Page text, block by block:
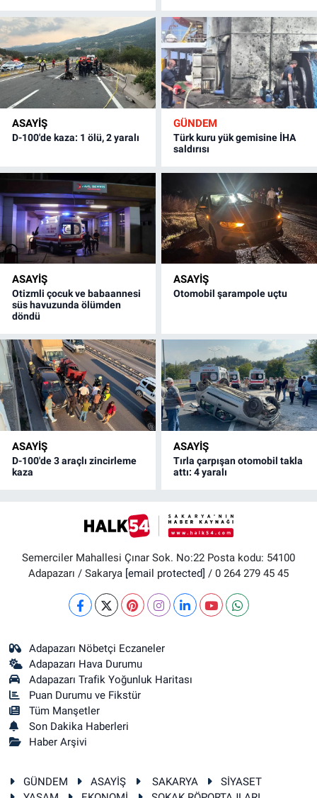
ASAYİŞ
D-100'de kaza: 1 ölü, 2 yaralı
GÜNDEM
Türk kuru yük gemisine İHA
saldırısı
ASAYİŞ
Otizmli çocuk ve babaannesi
süs havuzunda ölümden
döndü
ASAYİŞ
Otomobil şarampole uçtu
ASAYİŞ
D-100'de 3 araçlı zincirleme
kaza
ASAYİŞ
Tırla çarpışan otomobil takla
attı: 4 yaralı
Semerciler Mahallesi Çınar Sok. No:22 Posta kodu: 54100
Adapazarı / Sakarya [email protected] / 0 264 279 45 45
Adapazarı Nöbetçi Eczaneler
Adapazarı Hava Durumu
Adapazarı Trafik Yoğunluk Haritası
Puan Durumu ve Fikstür
Tüm Manşetler
Son Dakika Haberleri
Haber Arşivi
GÜNDEM ASAYİŞ SAKARYA
SİYASET